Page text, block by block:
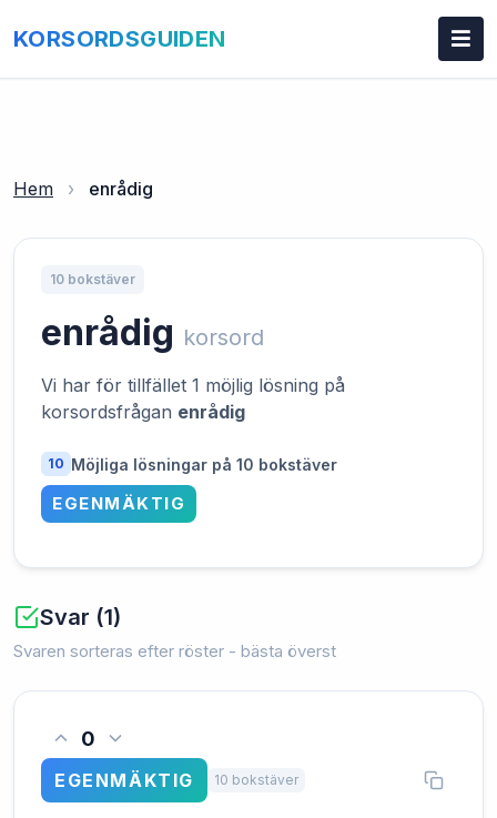
KORSORDSGUIDEN
Hem › enrådig
10 bokstäver
enrådig korsord
Vi har för tillfället 1 möjlig lösning på
korsordsfrågan enrådig
10 Möjliga lösningar på 10 bokstäver
EGENMÄKTIG
Svar (1)
Svaren sorteras efter röster - bästa överst
0
EGENMÄKTIG 10 bokstäver